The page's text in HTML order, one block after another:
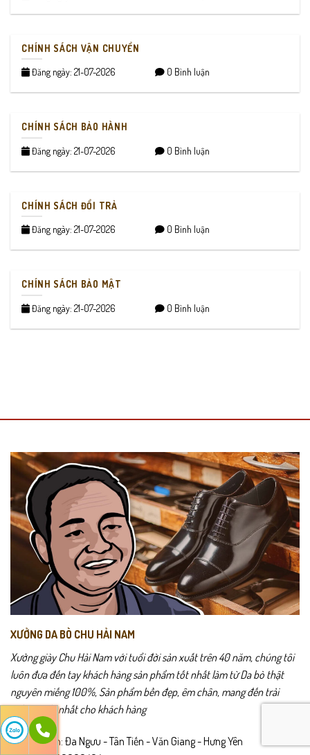
CHÍNH SÁCH VẬN CHUYỂN
Đăng ngày: 21-07-2026 0 Bình luận
CHÍNH SÁCH BẢO HÀNH
Đăng ngày: 21-07-2026 0 Bình luận
CHÍNH SÁCH ĐỔI TRẢ
Đăng ngày: 21-07-2026 0 Bình luận
CHÍNH SÁCH BẢO MẬT
Đăng ngày: 21-07-2026 0 Bình luận
XƯỞNG DA BÒ CHU HẢI NAM
Xưởng giày Chu Hải Nam với tuổi đời sản xuất trên 40 năm, chúng tôi
luôn đưa đến tay khách hàng sản phẩm tốt nhất làm từ Da bò thật
nguyên miếng 100%, Sản phẩm bền đẹp, êm chân, mang đến trải
nghiệm tốt nhất cho khách hàng
Trụ sở chính: Đa Ngưu - Tân Tiến - Văn Giang - Hưng Yên